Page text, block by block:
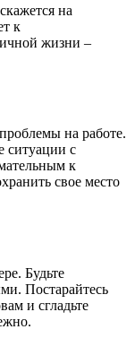
на
к
жизни –
на работе.
ситуации с
к
свое место
Будьте
Постарайтесь
и сгладьте